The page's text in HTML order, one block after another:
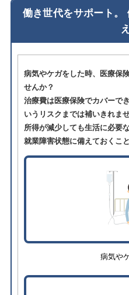
働き世代をサポート。
病気やケガをした時、医療保
せんか？
治療費は医療保険でカバーで
いうリスクまでは補いきれませ
所得が減少しても生活に必要
就業障害状態に備えておくこ
病気や